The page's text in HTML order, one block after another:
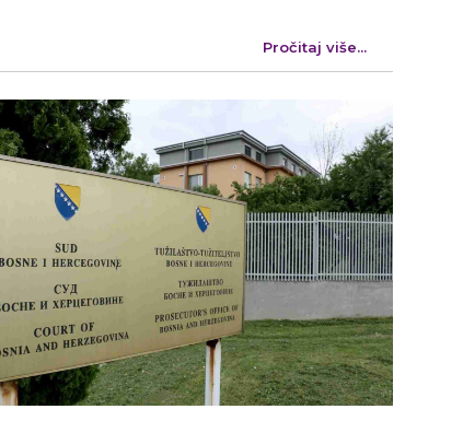
Pročitaj više...